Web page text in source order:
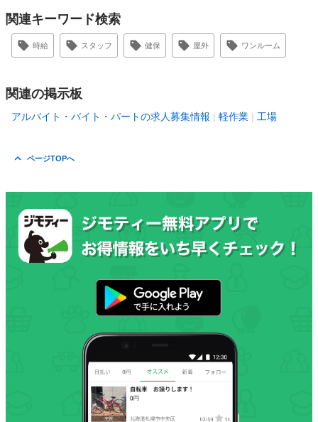
関連キーワード検索
時給 スタッフ 健保 屋外 ワンルーム
関連の掲示板
アルバイト・バイト・パートの求人募集情報 軽作業 工場
ページTOPへ